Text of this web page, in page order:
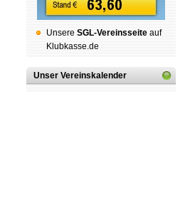
Unsere SGL-Ver­eins­sei­te auf
Klubkasse.de
Unser Vereinskalender